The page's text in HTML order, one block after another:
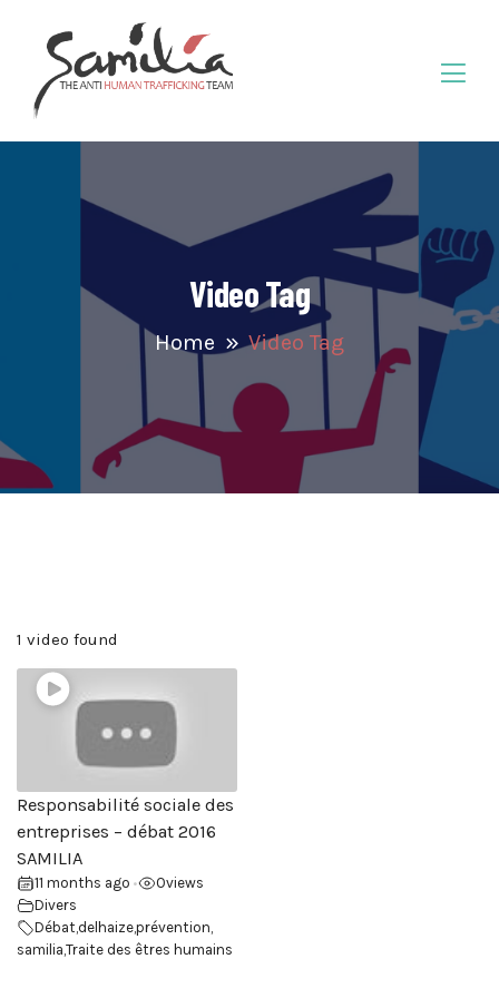
Video Tag
Home Video Tag
1 video found
Responsabilité sociale des
entreprises – débat 2016
SAMILIA
11 months ago • 0views
Divers
Débat,delhaize,prévention,
samilia,Traite des êtres humains